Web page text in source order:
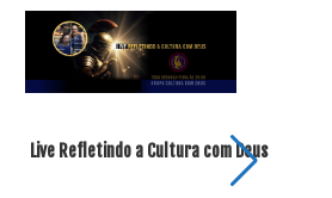
Live Refletindo a Cultura com Deus